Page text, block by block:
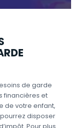
de garde
financières et
de votre enfant,
disposer